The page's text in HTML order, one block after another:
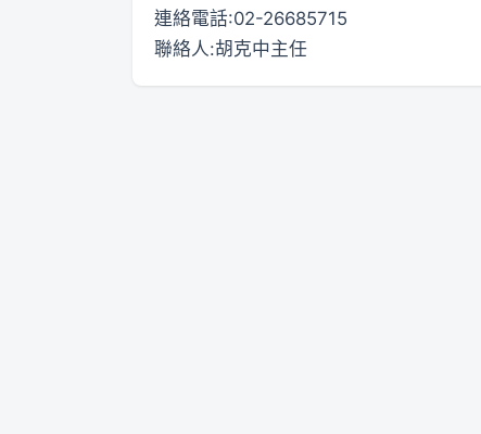
連絡電話:02-26685715
聯絡人:胡克中主任